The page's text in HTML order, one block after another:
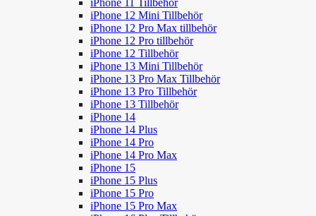
iPhone 11 Tillbehör
iPhone 12 Mini Tillbehör
iPhone 12 Pro Max tillbehör
iPhone 12 Pro tillbehör
iPhone 12 Tillbehör
iPhone 13 Mini Tillbehör
iPhone 13 Pro Max Tillbehör
iPhone 13 Pro Tillbehör
iPhone 13 Tillbehör
iPhone 14
iPhone 14 Plus
iPhone 14 Pro
iPhone 14 Pro Max
iPhone 15
iPhone 15 Plus
iPhone 15 Pro
iPhone 15 Pro Max